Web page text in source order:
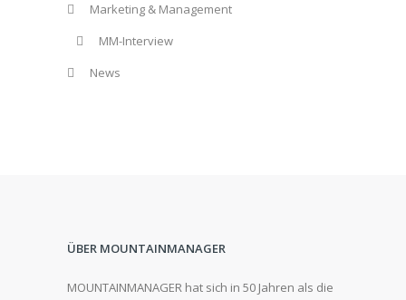
Marketing & Management
MM-Interview
News
ÜBER MOUNTAINMANAGER
MOUNTAINMANAGER hat sich in 50 Jahren als die